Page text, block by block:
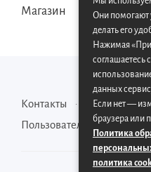
Магазин
Контакты
Карта сайта
Пользовательское
Они помогают
делать его
Нажимая
соглашаетесь
данных
Если нет —
браузера или
Политика
политика